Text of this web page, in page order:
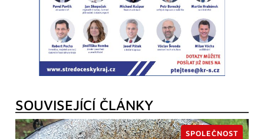
SOUVISEJÍCÍ ČLÁNKY
SPOLEČNOST